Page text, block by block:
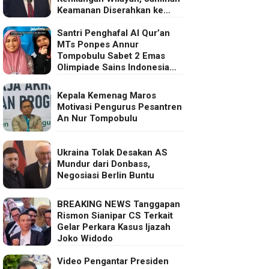
Keamanan Diserahkan ke
Santri Penghafal Al Qur’an
MTs Ponpes Annur
Tompobulu Sabet 2 Emas
Olimpiade Sains Indonesia
Kepala Kemenag Maros
Motivasi Pengurus Pesantren
An Nur Tompobulu
Ukraina Tolak Desakan AS
Mundur dari Donbass,
Negosiasi Berlin Buntu
BREAKING NEWS Tanggapan
Rismon Sianipar CS Terkait
Gelar Perkara Kasus Ijazah
Joko Widodo
Video Pengantar Presiden